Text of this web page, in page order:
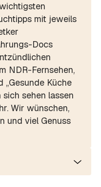
mit jeweils
Docs
NDR-Fernsehen,
„Gesunde Küche
sich sehen lassen
Wir wünschen,
und viel Genuss